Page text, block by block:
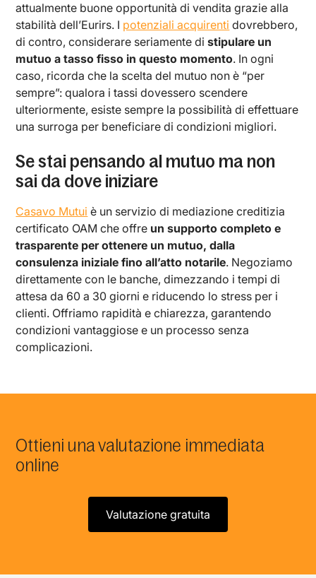
attualmente buone opportunità di vendita grazie alla
stabilità dell’Eurirs. I potenziali acquirenti dovrebbero,
di contro, considerare seriamente distipulare un
mutuo a tasso fisso in questo momento. In ogni
caso, ricorda che la scelta del mutuo non è “per
sempre”: qualora i tassi dovessero scendere
ulteriormente, esiste sempre la possibilità di effettuare
una surroga per beneficiare di condizioni migliori.
Se stai pensando al mutuo ma non
sai da dove iniziare
Casavo Mutui è un servizio di mediazione creditizia
certificato OAM che offre un supporto completo e
trasparente per ottenere un mutuo, dalla
consulenza iniziale fino all’atto notarile. Negoziamo
direttamente con le banche, dimezzando i tempi di
attesa da 60 a 30 giorni e riducendo lo stress per i
clienti. Offriamo rapidità e chiarezza, garantendo
condizioni vantaggiose e un processo senza
complicazioni.
Ottieni una valutazione immediata
online
Valutazione gratuita